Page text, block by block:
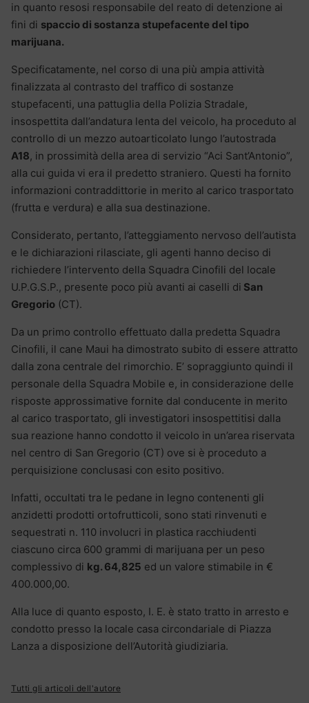
in quanto resosi responsabile del reato di detenzione ai
fini di spaccio di sostanza stupefacente del tipo
marijuana.
Specificatamente, nel corso di una più ampia attività
finalizzata al contrasto del traffico di sostanze
stupefacenti, una pattuglia della Polizia Stradale,
insospettita dall’andatura lenta del veicolo, ha proceduto al
controllo di un mezzo autoarticolato lungo l’autostrada
A18, in prossimità della area di servizio “Aci Sant’Antonio”,
alla cui guida vi era il predetto straniero. Questi ha fornito
informazioni contraddittorie in merito al carico trasportato
(frutta e verdura) e alla sua destinazione.
Considerato, pertanto, l’atteggiamento nervoso dell’autista
e le dichiarazioni rilasciate, gli agenti hanno deciso di
richiedere l’intervento della Squadra Cinofili del locale
U.P.G.S.P., presente poco più avanti ai caselli di San
Gregorio (CT).
Da un primo controllo effettuato dalla predetta Squadra
Cinofili, il cane Maui ha dimostrato subito di essere attratto
dalla zona centrale del rimorchio. E’ sopraggiunto quindi il
personale della Squadra Mobile e, in considerazione delle
risposte approssimative fornite dal conducente in merito
al carico trasportato, gli investigatori insospettitisi dalla
sua reazione hanno condotto il veicolo in un’area riservata
nel centro di San Gregorio (CT) ove si è proceduto a
perquisizione conclusasi con esito positivo.
Infatti, occultati tra le pedane in legno contenenti gli
anzidetti prodotti ortofrutticoli, sono stati rinvenuti e
sequestrati n. 110 involucri in plastica racchiudenti
ciascuno circa 600 grammi di marijuana per un peso
complessivo di kg. 64,825 ed un valore stimabile in €
400.000,00.
Alla luce di quanto esposto, I. E. è stato tratto in arresto e
condotto presso la locale casa circondariale di Piazza
Lanza a disposizione dell’Autorità giudiziaria.
Tutti gli articoli dell'autore